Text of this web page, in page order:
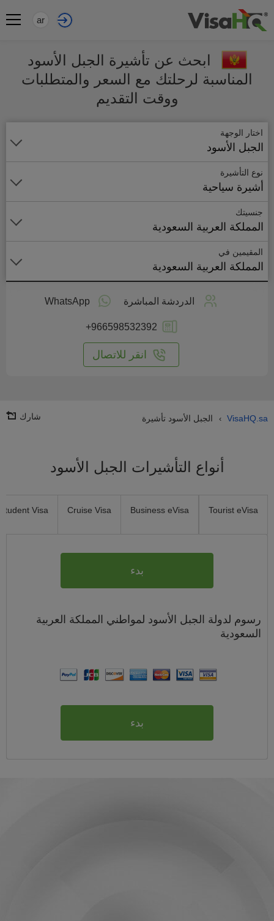
ar
ابحث عن تأشيرة الجبل الأسود
المناسبة لرحلتك مع السعر والمتطلبات
ووقت التقديم
اختار الوجهة
الجبل الأسود
نوع التأشيرة
أشيرة سياحية
جنسيتك
المملكة العربية السعودية
المقيمين في
المملكة العربية السعودية
الدردشة المباشرة WhatsApp
+966598532392
انقر للاتصال
VisaHQ.sa
› الجبل الأسود تأشيرة شارك
أنواع التأشيرات الجبل الأسود
Tourist eVisa
Business eVisa
Cruise Visa
Student Visa
بدء
رسوم لدولة الجبل الأسود لمواطني المملكة العربية
السعودية
بدء